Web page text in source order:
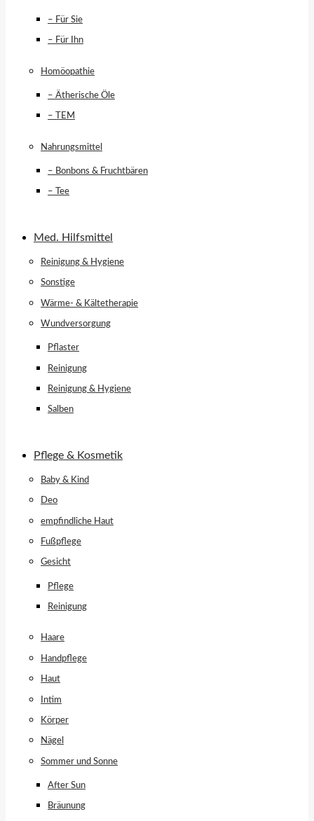
– Für Sie
– Für Ihn
Homöopathie
– Ätherische Öle
– TEM
Nahrungsmittel
– Bonbons & Fruchtbären
– Tee
Med. Hilfsmittel
Reinigung & Hygiene
Sonstige
Wärme- & Kältetherapie
Wundversorgung
Pflaster
Reinigung
Reinigung & Hygiene
Salben
Pflege & Kosmetik
Baby & Kind
Deo
empfindliche Haut
Fußpflege
Gesicht
Pflege
Reinigung
Haare
Handpflege
Haut
Intim
Körper
Nägel
Sommer und Sonne
After Sun
Bräunung